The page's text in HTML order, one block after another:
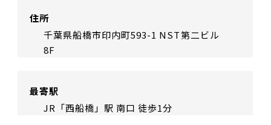
住所
千葉県船橋市印内町593-1 NST第二ビル
8F
最寄駅
JR「西船橋」駅 南口 徒歩1分